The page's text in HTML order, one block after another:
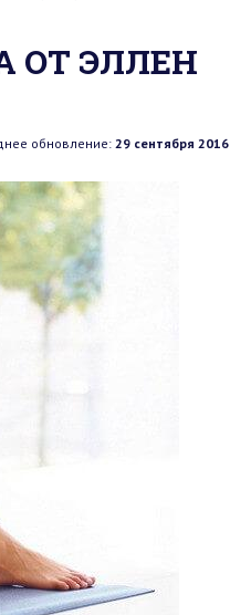
ОТ ЭЛЛЕН
обновление:29 сентября 2016